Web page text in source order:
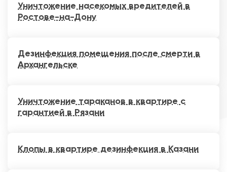
Уничтожение насекомых вредителей в
Ростове-на-Дону
Дезинфекция помещения после смерти в
Архангельске
Уничтожение тараканов в квартире с
гарантией в Рязани
Клопы в квартире дезинфекция в Казани